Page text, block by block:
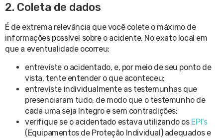
2. Coleta de dados
É de extrema relevância que você colete o máximo de
informações possível sobre o acidente. No exato local em
que a eventualidade ocorreu:
entreviste o acidentado, e, por meio de seu ponto de
vista, tente entender o que aconteceu;
entreviste individualmente as testemunhas que
presenciaram tudo, de modo que o testemunho de
cada uma seja íntegro e sem contradições;
verifique se o acidentado estava utilizando os EPI’s
(Equipamentos de Proteção Individual) adequados e